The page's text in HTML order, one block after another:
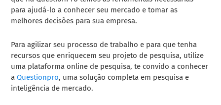
para ajudá-lo a conhecer seu mercado e tomar as
melhores decisões para sua empresa.
Para agilizar seu processo de trabalho e para que tenha
recursos que enriquecem seu projeto de pesquisa, utilize
uma plataforma online de pesquisa, te convido a conhecer
a Questionpro, uma solução completa em pesquisa e
inteligência de mercado.